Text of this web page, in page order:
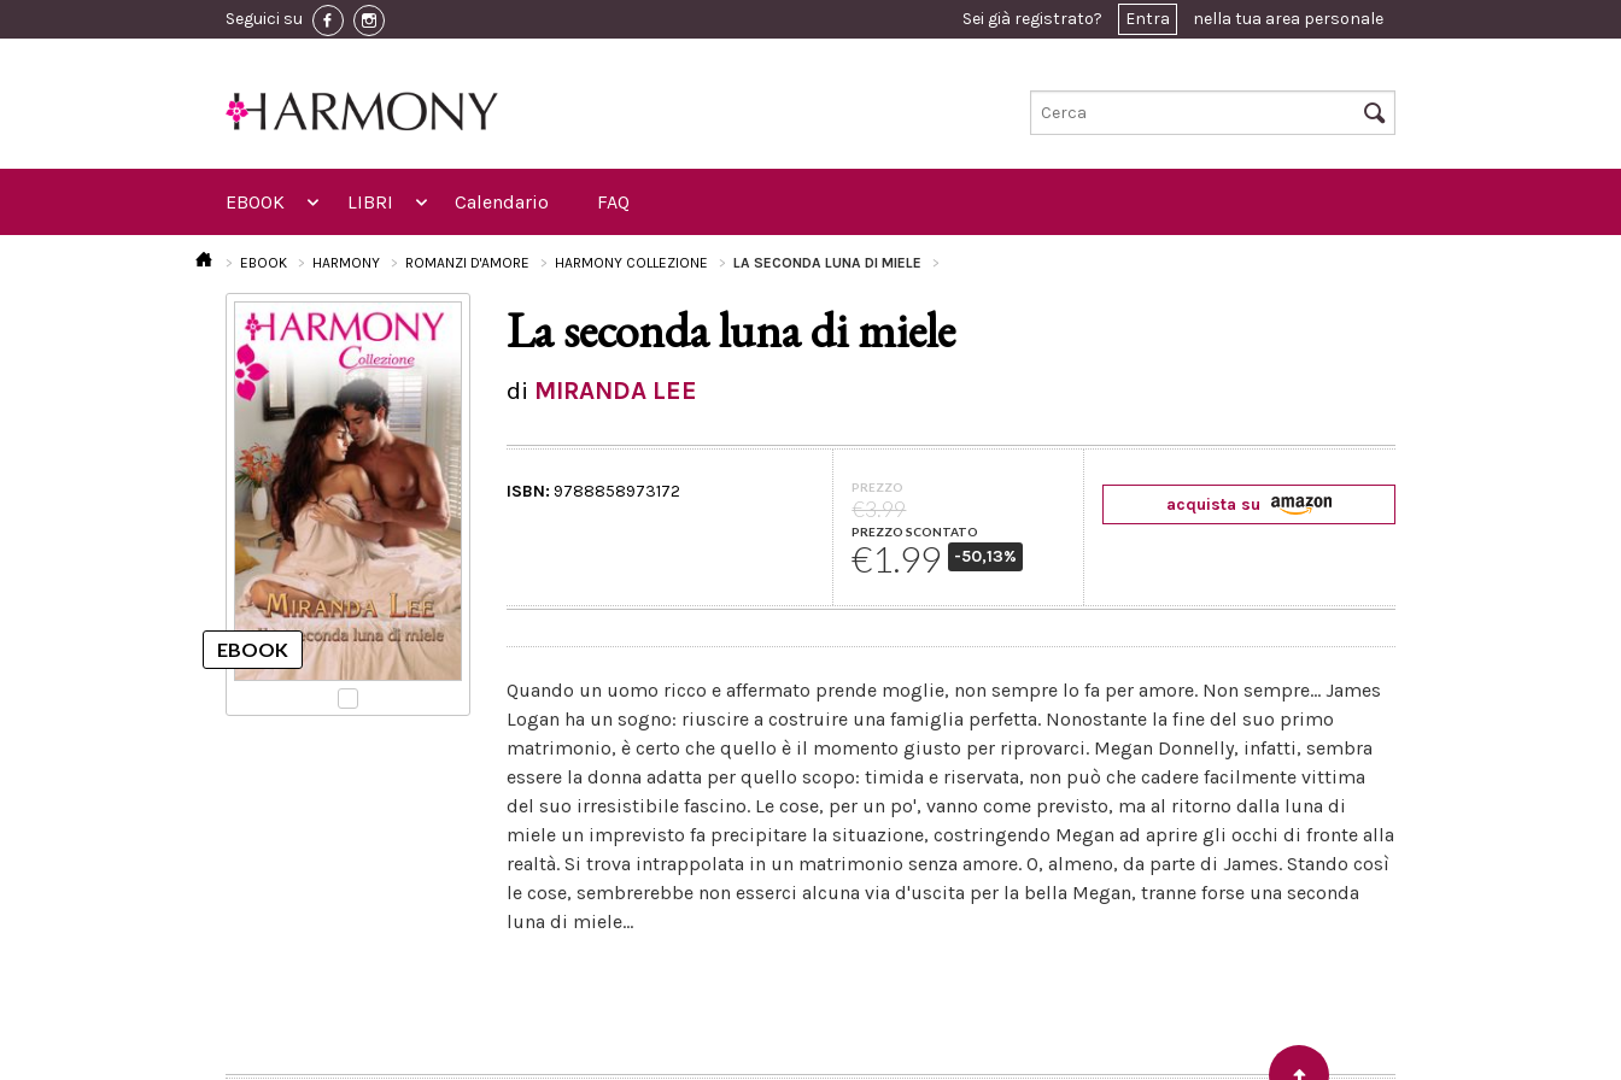
Seguici su Sei già registrato? Entra nella tua area personale
EBOOK LIBRI Calendario FAQ
EBOOK HARMONY ROMANZI D'AMORE HARMONY COLLEZIONE LA SECONDA LUNA DI MIELE
La seconda luna di miele
di MIRANDA LEE
ISBN: 9788858973172 PREZZO
€3.99
PREZZO SCONTATO
€1.99 -50,13%
acquista su
Quando un uomo ricco e affermato prende moglie, non sempre lo fa per amore. Non sempre... James
Logan ha un sogno: riuscire a costruire una famiglia perfetta. Nonostante la fine del suo primo
matrimonio, è certo che quello è il momento giusto per riprovarci. Megan Donnelly, infatti, sembra
essere la donna adatta per quello scopo: timida e riservata, non può che cadere facilmente vittima
del suo irresistibile fascino. Le cose, per un po', vanno come previsto, ma al ritorno dalla luna di
miele un imprevisto fa precipitare la situazione, costringendo Megan ad aprire gli occhi di fronte alla
realtà. Si trova intrappolata in un matrimonio senza amore. O, almeno, da parte di James. Stando così
le cose, sembrerebbe non esserci alcuna via d'uscita per la bella Megan, tranne forse una seconda
luna di miele...